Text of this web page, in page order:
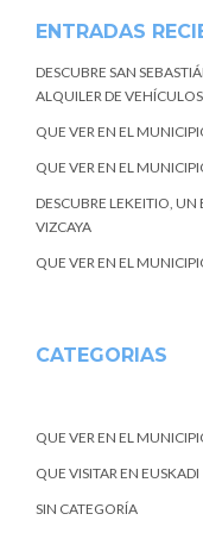
ENTRADAS
DESCUBRE SAN
ALQUILER DE
QUE VER EN EL
QUE VER EN EL
DESCUBRE LEKEITIO,
VIZCAYA
QUE VER EN EL
CATEGORIAS
QUE VER EN EL
QUE VISITAR EN EUSKADI
SIN CATEGORÍA